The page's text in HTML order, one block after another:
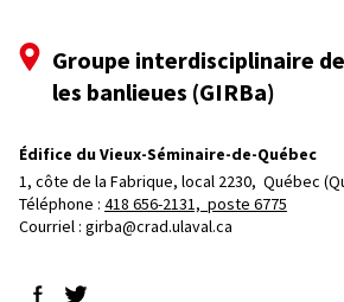
Groupe interdisciplinaire
les banlieues (GIRBa)
Édifice du Vieux-Séminaire-de-Québec
1, côte de la Fabrique, local 2230, Québec
Téléphone : 418 656-2131, poste 6775
Courriel : girba@crad.ulaval.ca
Suivez-nous sur Facebook
Suivez-nous sur Twitter